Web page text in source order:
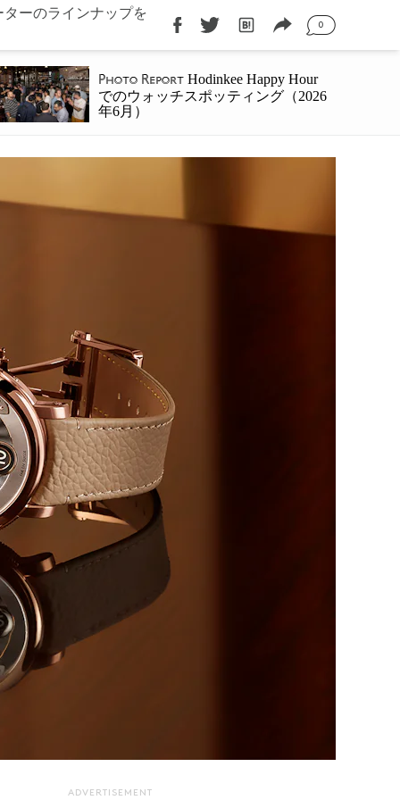
ーのラインナップを
0
Photo ReportHodinkee Happy Hour
でのウォッチスポッティング（2026
年6月）
ADVERTISEMENT